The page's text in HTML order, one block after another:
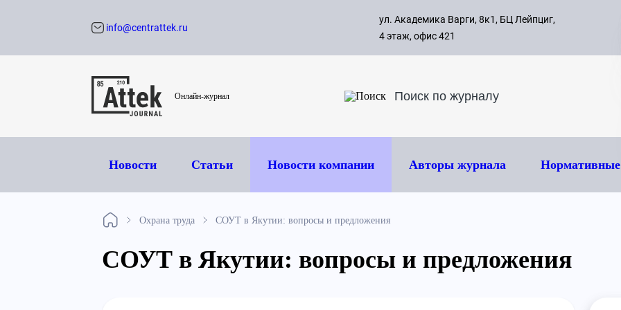
с 09:00
8 495
info@centrattek.ru
ул. Академика Варги, 8к1, БЦ Лейпциг,
4 этаж, офис 421
Онлайн-журнал
Новости Статьи Новости компании Авторы журнала
Охрана труда СОУТ в Якутии: вопросы и предложения
СОУТ в Якутии: вопросы и предложения